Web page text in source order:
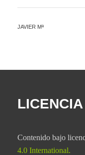
JAVIER Mª
Contenido bajo
4.0 International.